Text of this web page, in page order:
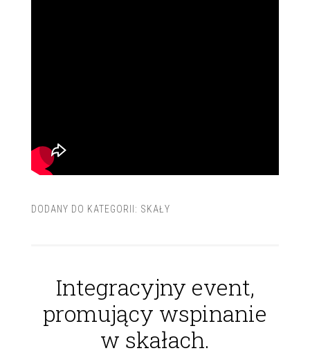
DODANY DO KATEGORII: SKAŁY
Integracyjny event,
promujący wspinanie
w skałach.